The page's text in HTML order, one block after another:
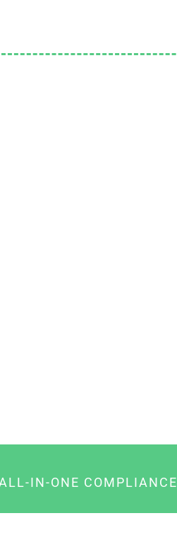
IN-ONE COMPLIANCE